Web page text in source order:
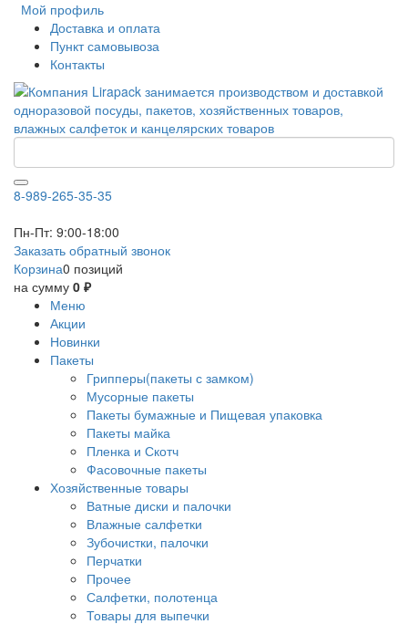
Мой профиль
Доставка и оплата
Пункт самовывоза
Контакты
8-989-265-35-35
Пн-Пт: 9:00-18:00
Заказать обратный звонок
Корзина0 позиций
на сумму 0 ₽
Меню
Акции
Новинки
Пакеты
Грипперы(пакеты с замком)
Мусорные пакеты
Пакеты бумажные и Пищевая упаковка
Пакеты майка
Пленка и Скотч
Фасовочные пакеты
Хозяйственные товары
Ватные диски и палочки
Влажные салфетки
Зубочистки, палочки
Перчатки
Прочее
Салфетки, полотенца
Товары для выпечки